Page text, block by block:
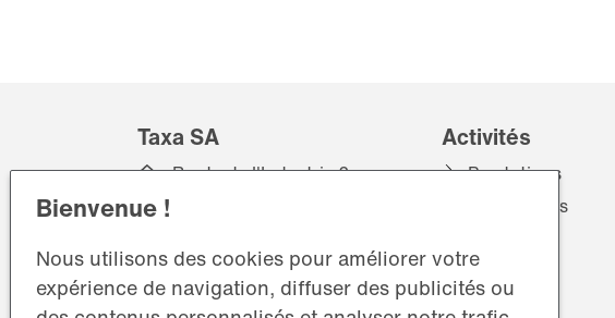
Taxa SA
Route de l'Industrie 2
info@taxa.ch
Activités
Prestations
Réalisations
Bienvenue !
Nous utilisons des cookies pour améliorer votre
expérience de navigation, diffuser des publicités ou